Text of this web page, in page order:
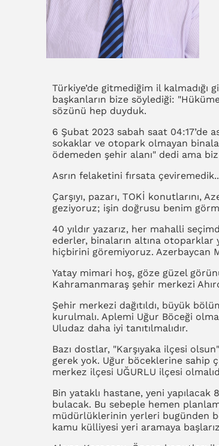
Türkiye’de gitmediğim il
başkanların bize söylediği:
sözünü hep duyduk.
6 Şubat 2023 sabah saat 04:17’de
sokaklar ve otopark olmayan
ödemeden şehir alanı" dedi ama
Asrın felaketini fırsata
Çarşıyı, pazarı, TOKİ konutlarını,
geziyoruz; işin doğrusu benim
40 yıldır yazarız, her mahalli
ederler, binaların altına otoparklar
hiçbirini göremiyoruz. Azerbaycan
Yatay mimari hoş, göze güzel
Kahramanmaraş şehir merkezi
Şehir merkezi dağıtıldı, büyük
kurulmalı. Aplemi Uğur Böceği
Uludaz daha iyi tanıtılmalıdır.
Bazı dostlar, "Karşıyaka ilçesi
gerek yok. Uğur böceklerine sahip
merkez ilçesi UĞURLU ilçesi
Bin yataklı hastane, yeni
bulacak. Bu sebeple hemen
müdürlüklerinin yerleri bugünden
kamu külliyesi yeri aramaya